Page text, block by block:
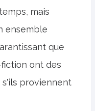
mais
ensemble
que
ont des
proviennent